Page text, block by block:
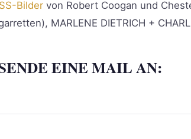
Bilder von Robert Coogan und
MARLENE DIETRICH +
EINE MAIL AN: